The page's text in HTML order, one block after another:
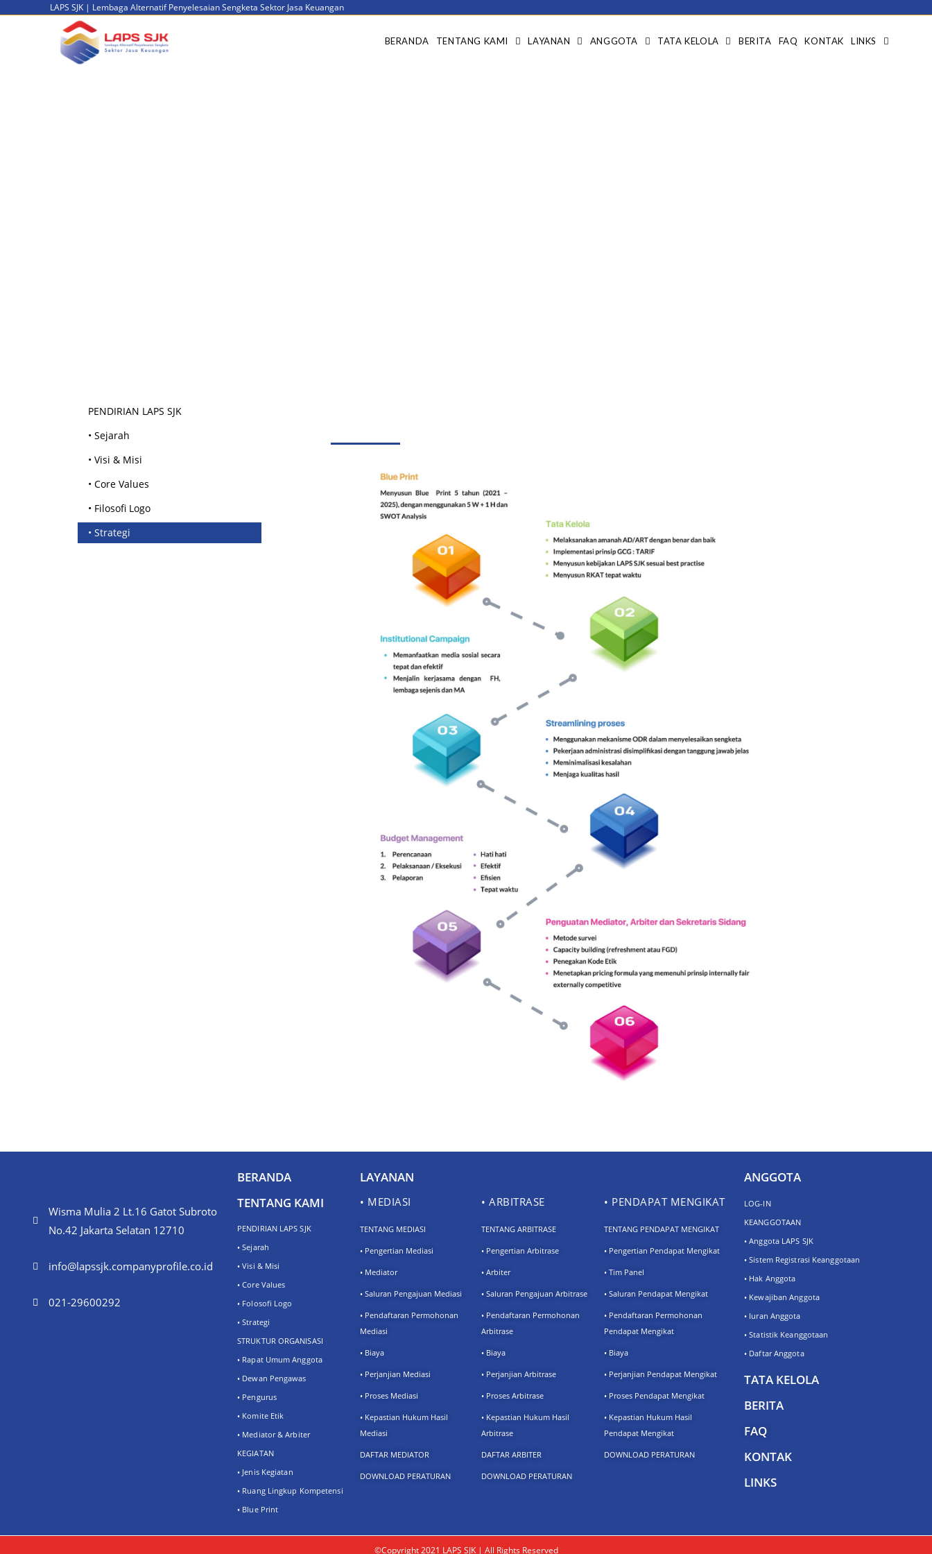
LAPS SJK | Lembaga Alternatif Penyelesaian Sengketa Sektor Jasa Keuangan
BERANDA TENTANG KAMI LAYANAN ANGGOTA TATA KELOLA BERITA FAQ KONTAK LINKS
PENDIRIAN LAPS SJK
• Sejarah
• Visi & Misi
• Core Values
• Filosofi Logo
• Strategi
Wisma Mulia 2 Lt.16 Gatot Subroto
No.42 Jakarta Selatan 12710
info@lapssjk.companyprofile.co.id
021-29600292
BERANDA
TENTANG KAMI
PENDIRIAN LAPS SJK
• Sejarah
• Visi & Misi
• Core Values
• Folosofi Logo
• Strategi
STRUKTUR ORGANISASI
• Rapat Umum Anggota
• Dewan Pengawas
• Pengurus
• Komite Etik
• Mediator & Arbiter
KEGIATAN
• Jenis Kegiatan
• Ruang Lingkup Kompetensi
• Blue Print
LAYANAN
• MEDIASI
TENTANG MEDIASI
• Pengertian Mediasi
• Mediator
• Saluran Pengajuan Mediasi
• Pendaftaran Permohonan
Mediasi
• Biaya
• Perjanjian Mediasi
• Proses Mediasi
• Kepastian Hukum Hasil
Mediasi
DAFTAR MEDIATOR
DOWNLOAD PERATURAN
• ARBITRASE
TENTANG ARBITRASE
• Pengertian Arbitrase
• Arbiter
• Saluran Pengajuan Arbitrase
• Pendaftaran Permohonan
Arbitrase
• Biaya
• Perjanjian Arbitrase
• Proses Arbitrase
• Kepastian Hukum Hasil
Arbitrase
DAFTAR ARBITER
DOWNLOAD PERATURAN
• PENDAPAT MENGIKAT
TENTANG PENDAPAT MENGIKAT
• Pengertian Pendapat Mengikat
• Tim Panel
• Saluran Pendapat Mengikat
• Pendaftaran Permohonan
Pendapat Mengikat
• Biaya
• Perjanjian Pendapat Mengikat
• Proses Pendapat Mengikat
• Kepastian Hukum Hasil
Pendapat Mengikat
DOWNLOAD PERATURAN
ANGGOTA
LOG-IN
KEANGGOTAAN
• Anggota LAPS SJK
• Sistem Registrasi Keanggotaan
• Hak Anggota
• Kewajiban Anggota
• Iuran Anggota
• Statistik Keanggotaan
• Daftar Anggota
TATA KELOLA
BERITA
FAQ
KONTAK
LINKS
©Copyright 2021 LAPS SJK | All Rights Reserved